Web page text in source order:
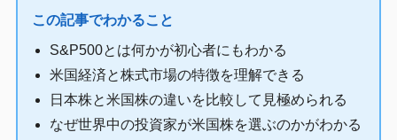
この記事でわかること
S&P500とは何かが初心者にもわかる
米国経済と株式市場の特徴を理解できる
日本株と米国株の違いを比較して見極められる
なぜ世界中の投資家が米国株を選ぶのかがわかる